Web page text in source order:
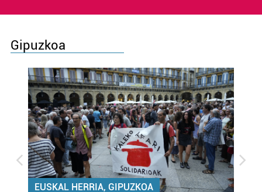
Gipuzkoa
EUSKAL HERRIA, GIPUZKOA